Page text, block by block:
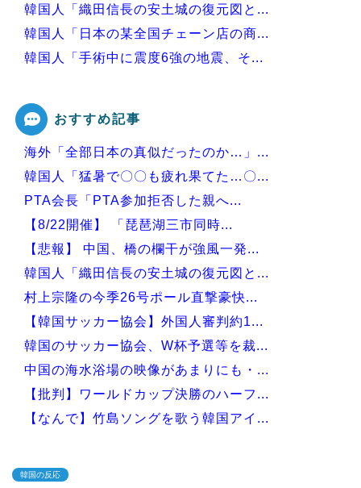
韓国人「織田信長の安土城の復元図と...
韓国人「日本の某全国チェーン店の商...
韓国人「手術中に震度6強の地震、そ...
Powered by livedoor 相互RSS
おすすめ記事
海外「全部日本の真似だったのか…」...
韓国人「猛暑で〇〇も疲れ果てた…〇...
PTA会長「PTA参加拒否した親へ...
【8/22開催】 「琵琶湖三市同時...
【悲報】 中国、橋の欄干が強風一発...
韓国人「織田信長の安土城の復元図と...
村上宗隆の今季26号ポール直撃豪快...
【韓国サッカー協会】外国人審判約1...
韓国のサッカー協会、W杯予選等を裁...
中国の海水浴場の映像があまりにも・...
【批判】ワールドカップ決勝のハーフ...
【なんで】竹島ソングを歌う韓国アイ...
韓国の反応